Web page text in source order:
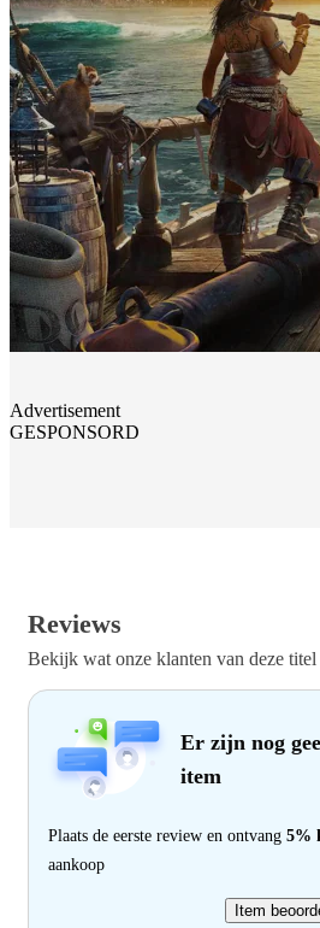
Advertisement
GESPONSORD
Reviews
Bekijk wat onze klanten van deze
Er zijn nog
item
Plaats de eerste review en ontvang 5%
aankoop
Item